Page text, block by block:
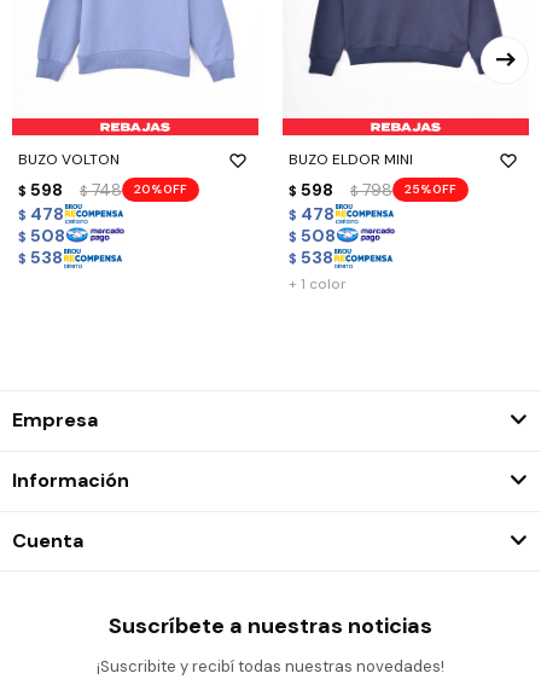
BUZO VOLTON
$ 598 $ 748 20
$ 478
$ 508
$ 538
BUZO ELDOR MINI
$ 598 $ 798 25
$ 478
$ 508
$ 538
+ 1 color
Empresa
Información
Cuenta
Suscríbete a nuestras noticias
¡Suscribite y recibí todas nuestras novedades!